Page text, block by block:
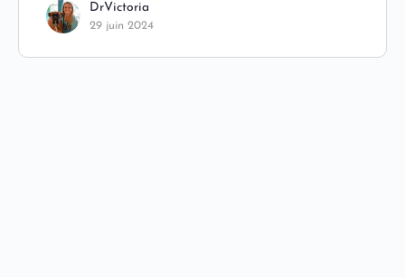
DrVictoria
29 juin 2024